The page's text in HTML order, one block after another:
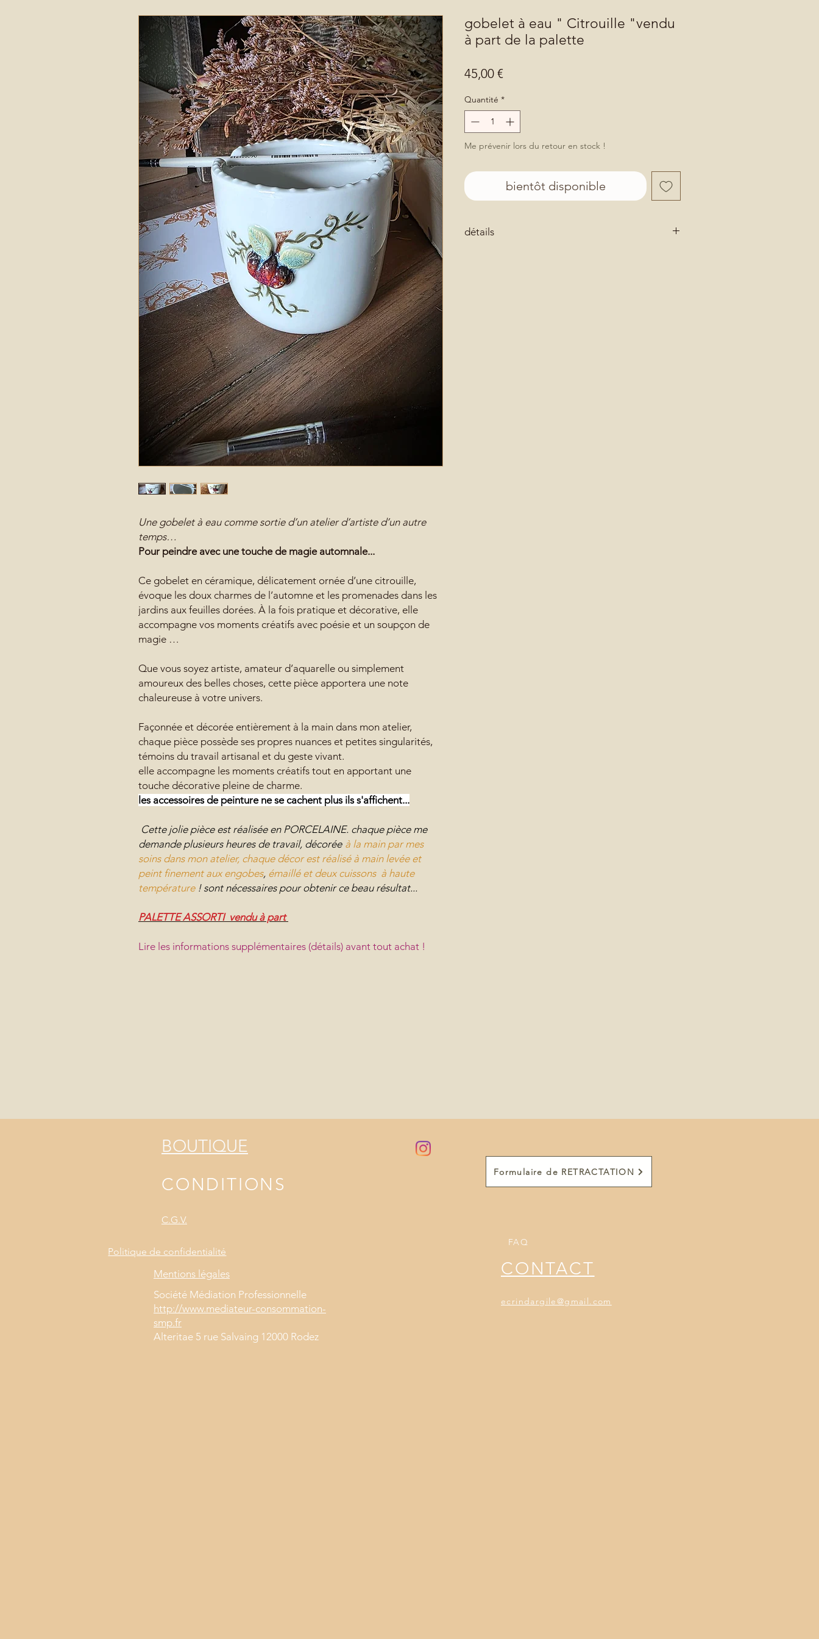
Une gobelet à eau comme sortie d’un atelier d’artiste d’un autre
temps…
Pour peindre avec une touche de magie automnale...
Ce gobelet en céramique, délicatement ornée d’une citrouille,
évoque les doux charmes de l’automne et les promenades dans les
jardins aux feuilles dorées. À la fois pratique et décorative, elle
accompagne vos moments créatifs avec poésie et un soupçon de
magie …
Que vous soyez artiste, amateur d’aquarelle ou simplement
amoureux des belles choses, cette pièce apportera une note
chaleureuse à votre univers.
Façonnée et décorée entièrement à la main dans mon atelier,
chaque pièce possède ses propres nuances et petites singularités,
témoins du travail artisanal et du geste vivant.
elle accompagne les moments créatifs tout en apportant une
touche décorative pleine de charme.
les accessoires de peinture ne se cachent plus ils s'affichent...
Cette jolie pièce est réalisée en PORCELAINE. chaque pièce me
demande plusieurs heures de travail, décorée à la main par mes
soins dans mon atelier, chaque décor est réalisé à main levée et
peint finement aux engobes, émaillé et deux cuissons à haute
température ! sont nécessaires pour obtenir ce beau résultat...
PALETTE ASSORTI vendu à part
Lire les informations supplémentaires (détails) avant tout achat !
gobelet à eau " Citrouille "vendu
à part de la palette
45,00 €Prix
Quantité *
Me prévenir lors du retour en stock !
bientôt disponible
détails
BOUTIQUE
CONDITIONS
Formulaire de RETRACTATION
Politique de confidentialité
C.G.V.
FAQ
CONTACT
ecrindargile@gmail.com
Mentions légales
Société Médiation Professionnelle
http://www.mediateur-consommation-
smp.fr
Alteritae 5 rue Salvaing 12000 Rodez